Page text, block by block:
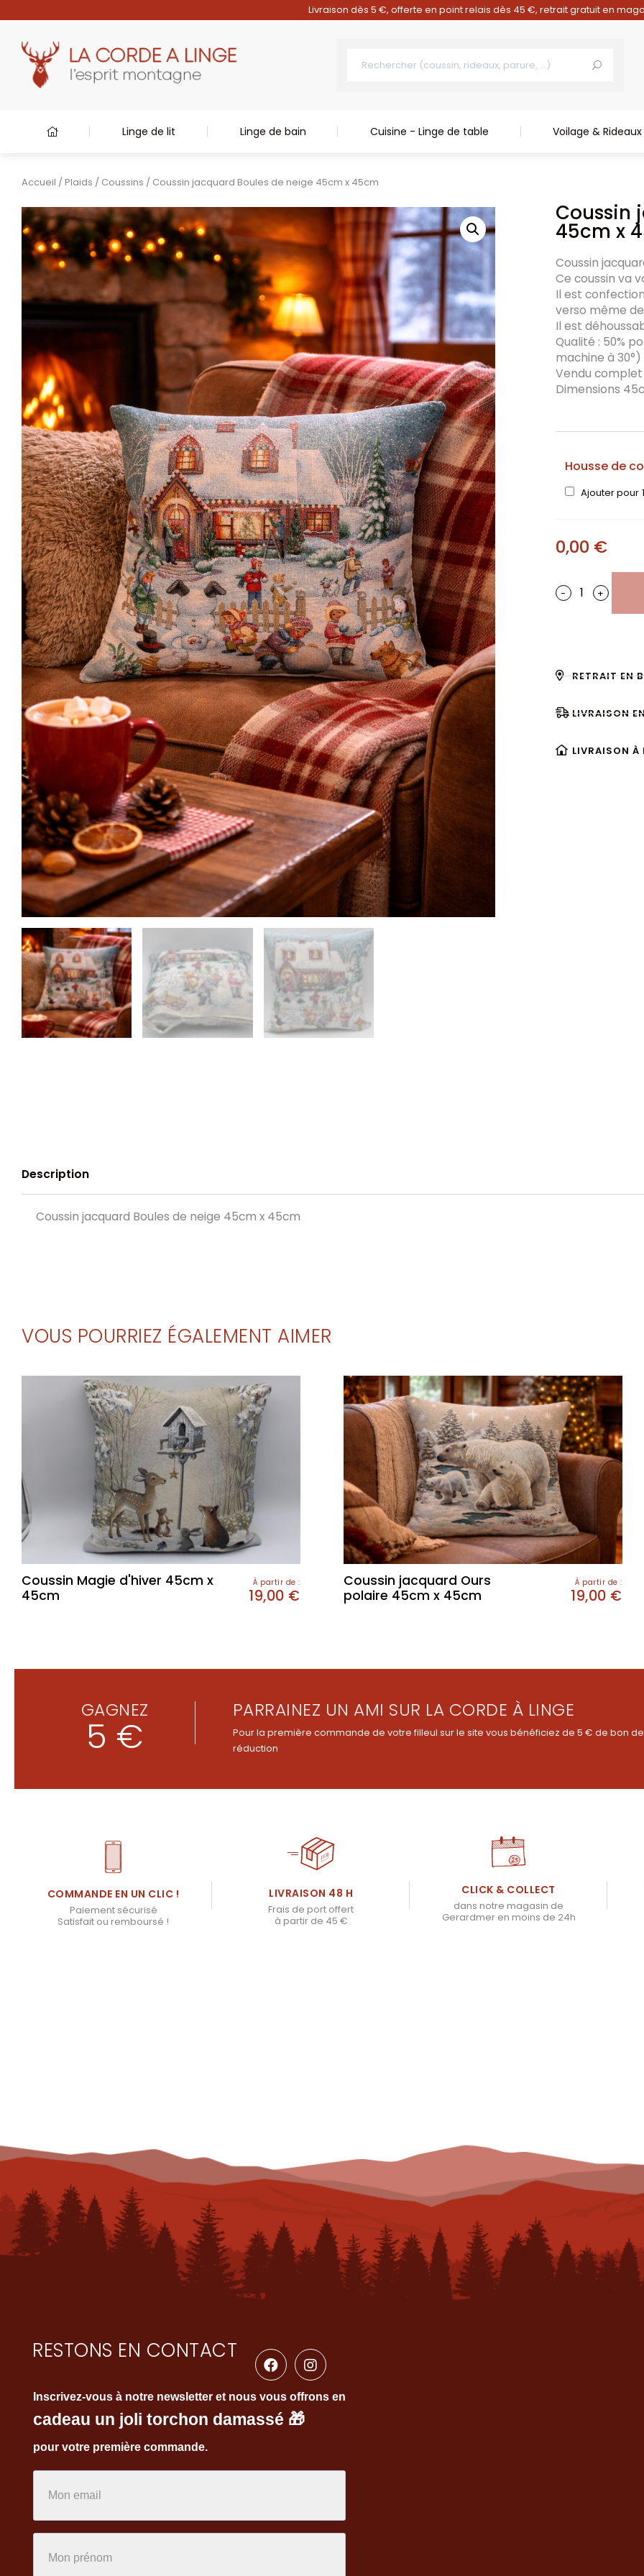
Livraison dès 5 €, offerte en point relais dès 45 €, retrait gratuit en
Linge de lit Linge de bain Cuisine - Linge de table Voilage & Rideaux
Accueil / Plaids / Coussins / Coussin jacquard Boules de neige 45cm x 45cm
Coussin
45cm x
Coussin
Ce coussin va
Il est
verso même
Il est
Qualité : 50%
machine à 30°)
Vendu
Dimensions
Housse de
Ajouter pour
0,00 €
- +
RETRAIT EN
LIVRAISON
LIVRAISON À
Description
Coussin jacquard Boules de neige 45cm x 45cm
VOUS POURRIEZ ÉGALEMENT AIMER
Coussin Magie d'hiver 45cm x
45cm
À partir de :
19,00 €
Coussin jacquard Ours
polaire 45cm x 45cm
À partir de :
19,00 €
GAGNEZ
5 €
PARRAINEZ UN AMI SUR LA CORDE À LINGE
Pour la première commande de votre filleul sur le site vous bénéficiez de 5 € de bon de
réduction
COMMANDE EN UN CLIC !
Paiement sécurisé
Satisfait ou remboursé !
LIVRAISON 48 H
Frais de port offert
à partir de 45 €
CLICK & COLLECT
dans notre magasin de
Gerardmer en moins de 24h
RESTONS EN CONTACT
Inscrivez-vous à notre newsletter et nous vous offrons en
cadeau un joli torchon damassé 🎁
pour votre première commande.